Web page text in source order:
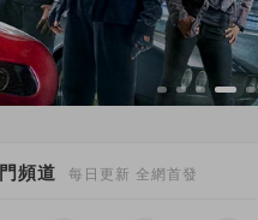
頻道 每日更新 全網首發